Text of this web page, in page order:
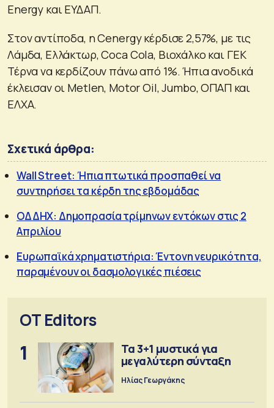
Energy και ΕΥΔΑΠ.
Στον αντίποδα, η Cenergy κέρδισε 2,57%, με τις
Λάμδα, Ελλάκτωρ, Coca Cola, Βιοχάλκο και ΓΕΚ
Τέρνα να κερδίζουν πάνω από 1%. Ήπια ανοδικά
έκλεισαν οι Metlen, Motor Oil, Jumbo, ΟΠΑΠ και
ΕΛΧΑ.
Σχετικά άρθρα:
Wall Street: Ήπια πτωτικά προσπαθεί να
συντηρήσει τα κέρδη της εβδομάδας
ΟΔΔΗΧ: Δημοπρασία τρίμηνων εντόκων στις 2
Απριλίου
Ευρωπαϊκά χρηματιστήρια: Έντονη νευρικότητα,
παραμένουν οι δασμολογικές πιέσεις
OT Editors
1
Τα 3+1 μυστικά για
μεγαλύτερη σύνταξη
Ηλίας Γεωργάκης